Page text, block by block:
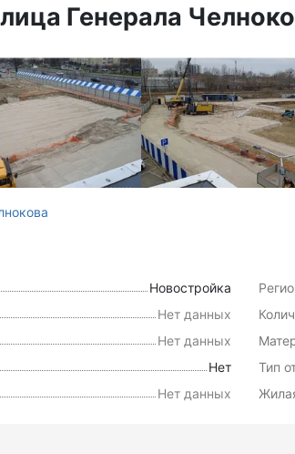
Генерала
Апрель 2026 Дата съемки: Апрель
Новостройка
Нет данных
Нет данных
Нет
Нет данных
Тип